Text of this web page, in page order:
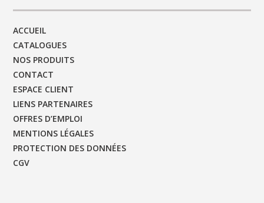
ACCUEIL
CATALOGUES
NOS PRODUITS
CONTACT
ESPACE CLIENT
LIENS PARTENAIRES
OFFRES D’EMPLOI
MENTIONS LÉGALES
PROTECTION DES DONNÉES
CGV